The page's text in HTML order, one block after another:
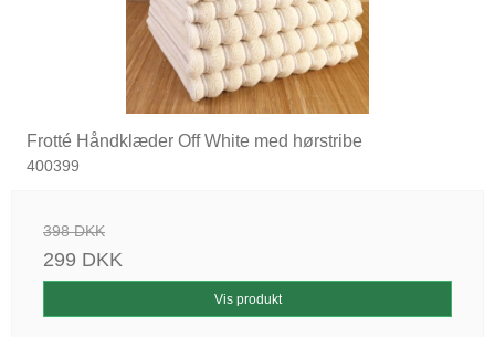
Frotté Håndklæder Off White med hørstribe
400399
398 DKK
299 DKK
Vis produkt